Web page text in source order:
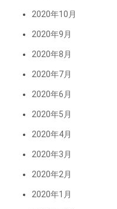
2020年10月
2020年9月
2020年8月
2020年7月
2020年6月
2020年5月
2020年4月
2020年3月
2020年2月
2020年1月